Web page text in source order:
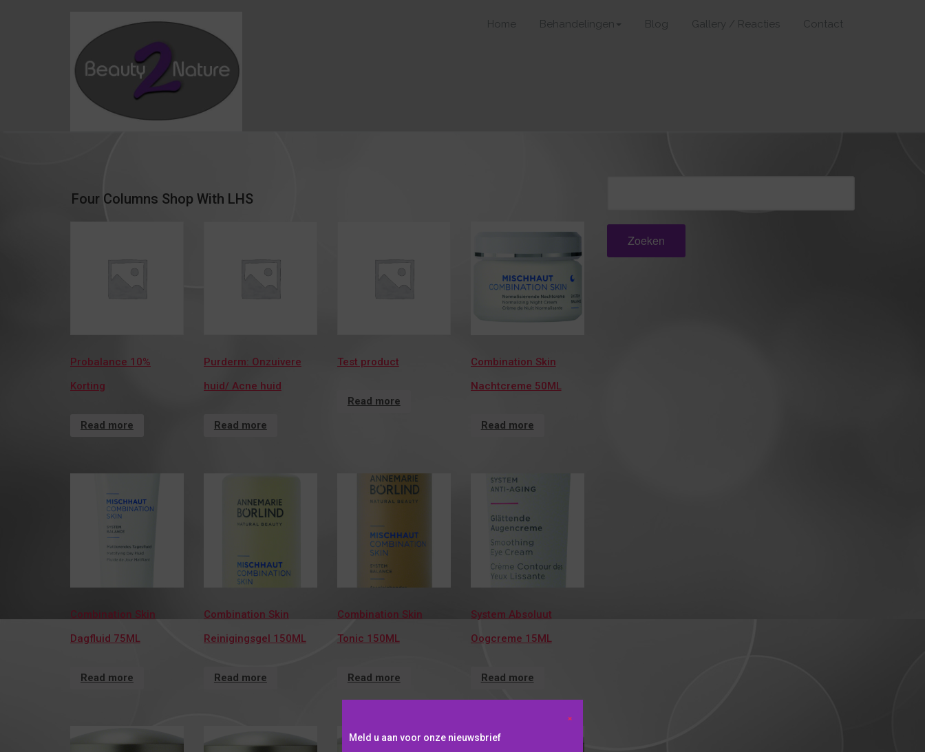
Home Behandelingen Blog Gallery / Reacties Contact
Four Columns Shop With LHS
Probalance 10%
Korting
Read more
Purderm: Onzuivere
huid/ Acne huid
Read more
Test product
Read more
Combination Skin
Nachtcreme 50ML
Read more
Combination Skin
Dagfluid 75ML
Read more
Combination Skin
Reinigingsgel 150ML
Read more
Combination Skin
Tonic 150ML
Read more
System Absoluut
Oogcreme 15ML
Read more
Meld u aan voor onze nieuwsbrief